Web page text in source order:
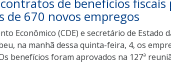
de benefícios fiscais
de 670 novos empregos
Econômico (CDE) e secretário de Estado
na manhã dessa quinta-feira, 4, os
benefícios foram aprovados na 127ª